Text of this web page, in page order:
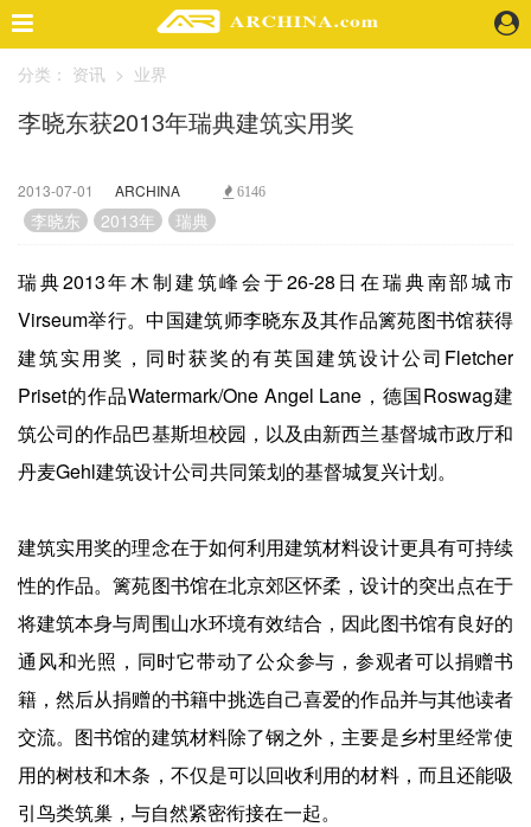
精选案例
建 筑
室 内
视 频
头条资讯
业 界
机 构
人 物
地 产
企业招聘
企业会员
关于投稿
广告投放
关于我们
联系我们
分类： 资讯 > 业界
李晓东获2013年瑞典建筑实用奖
2013-07-01 ARCHINA 6146
李晓东 2013年 瑞典
瑞典2013年木制建筑峰会于26-28日在瑞典南部城市
Virseum举行。中国建筑师李晓东及其作品篱苑图书馆获得
建筑实用奖，同时获奖的有英国建筑设计公司Fletcher
Priset的作品Watermark/One Angel Lane，德国Roswag建
筑公司的作品巴基斯坦校园，以及由新西兰基督城市政厅和
丹麦Gehl建筑设计公司共同策划的基督城复兴计划。
建筑实用奖的理念在于如何利用建筑材料设计更具有可持续
性的作品。篱苑图书馆在北京郊区怀柔，设计的突出点在于
将建筑本身与周围山水环境有效结合，因此图书馆有良好的
通风和光照，同时它带动了公众参与，参观者可以捐赠书
籍，然后从捐赠的书籍中挑选自己喜爱的作品并与其他读者
交流。图书馆的建筑材料除了钢之外，主要是乡村里经常使
用的树枝和木条，不仅是可以回收利用的材料，而且还能吸
引鸟类筑巢，与自然紧密衔接在一起。